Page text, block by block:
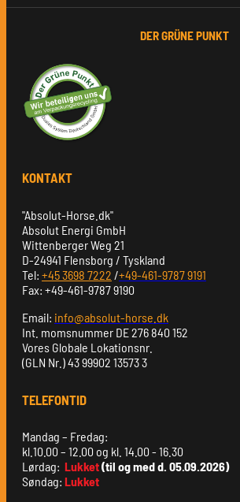
DER GRÜNE PUNKT
KONTAKT
"Absolut-Horse.dk"
Absolut Energi GmbH
Wittenberger Weg 21
D-24941 Flensborg / Tyskland
Tel: +45 3698 7222 /+49-461-9787 9191
Fax: +49-461-9787 9190
Email: info@absolut-horse.dk
Int. momsnummer DE 276 840 152
Vores Globale Lokationsnr.
(GLN Nr.) 43 99902 13573 3
TELEFONTID
Mandag – Fredag:
kl.10.00 – 12.00 og kl. 14.00 - 16.30
Lørdag: Lukket(til og med d. 05.09.2026)
Søndag: Lukket